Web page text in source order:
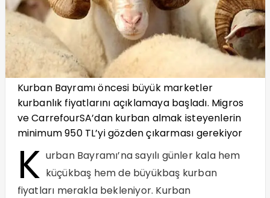
Kurban Bayramı öncesi büyük marketler
kurbanlık fiyatlarını açıklamaya başladı. Migros
ve CarrefourSA’dan kurban almak isteyenlerin
minimum 950 TL’yi gözden çıkarması gerekiyor
K urban Bayramı’na sayılı günler kala hem
küçükbaş hem de büyükbaş kurban
fiyatları merakla bekleniyor. Kurban